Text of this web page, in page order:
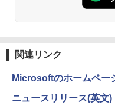
ゲ
関連リンク
Microsoftのホームペー
ニュースリリース(英文)